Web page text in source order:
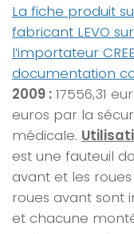
La fiche produit
fabricant LEVO
l’importateur
documentation
2009 : 17556,31
euros par la
médicale.
est une fauteuil
avant et les
roues avant sont
et chacune